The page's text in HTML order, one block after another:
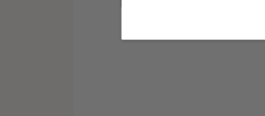
licence, BUT ou études